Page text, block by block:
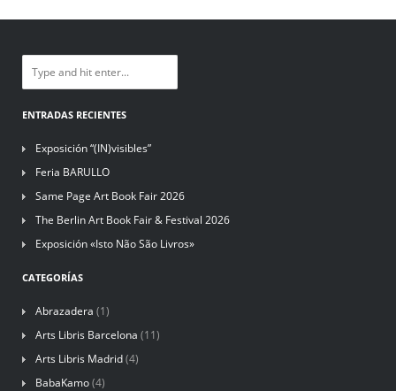
ENTRADAS RECIENTES
Exposición “(IN)visibles”
Feria BARULLO
Same Page Art Book Fair 2026
The Berlin Art Book Fair & Festival 2026
Exposición «Isto Não São Livros»
CATEGORÍAS
Abrazadera (1)
Arts Libris Barcelona (11)
Arts Libris Madrid(4)
BabaKamo(4)